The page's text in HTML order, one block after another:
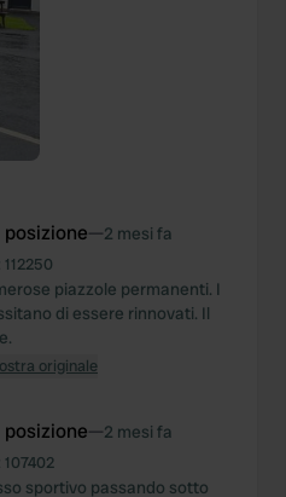
—2 mesi fa
112250
piazzole permanenti. I
di essere rinnovati. Il
originale
—2 mesi fa
107402
sportivo passando sotto